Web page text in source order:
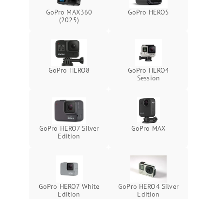
Повреждение системы
защиты от перегрева
Подробнее →
перенапряжения
Подробнее →
Подробнее →
Повреждение системы
защиты от перегрузок
Подробнее →
Неисправность системы
GoPro MAX360
(2025)
GoPro HERO5
GoPro HERO8
GoPro HERO4
Session
GoPro HERO7 Silver
Edition
GoPro MAX
GoPro HERO7 White
Edition
GoPro HERO4 Silver
Edition